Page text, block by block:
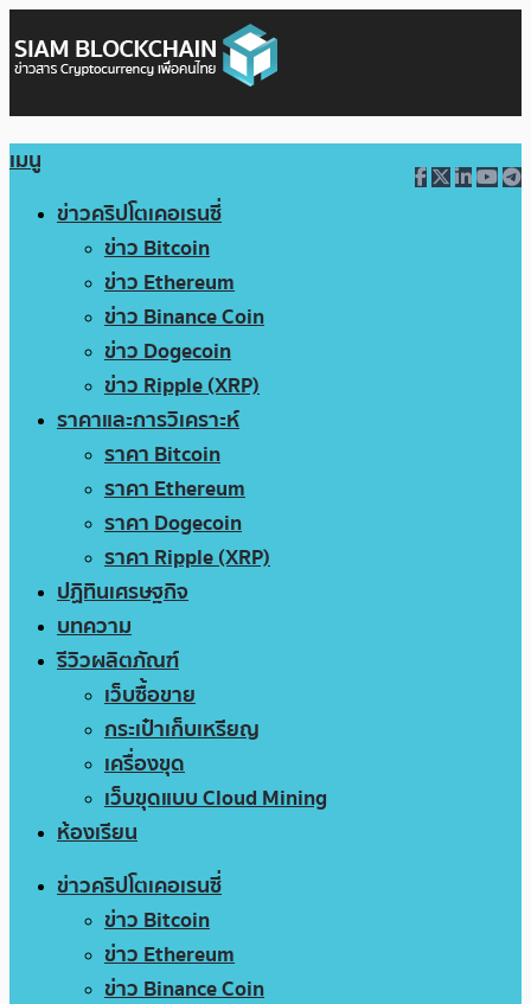
เมนู
ข่าวคริปโตเคอเรนซี่
ข่าว Bitcoin
ข่าว Ethereum
ข่าว Binance Coin
ข่าว Dogecoin
ข่าว Ripple (XRP)
ราคาและการวิเคราะห์
ราคา Bitcoin
ราคา Ethereum
ราคา Dogecoin
ราคา Ripple (XRP)
ปฏิทินเศรษฐกิจ
บทความ
รีวิวผลิตภัณฑ์
เว็บซื้อขาย
กระเป๋าเก็บเหรียญ
เครื่องขุด
เว็บขุดแบบ Cloud Mining
ห้องเรียน
ข่าวคริปโตเคอเรนซี่
ข่าว Bitcoin
ข่าว Ethereum
ข่าว Binance Coin